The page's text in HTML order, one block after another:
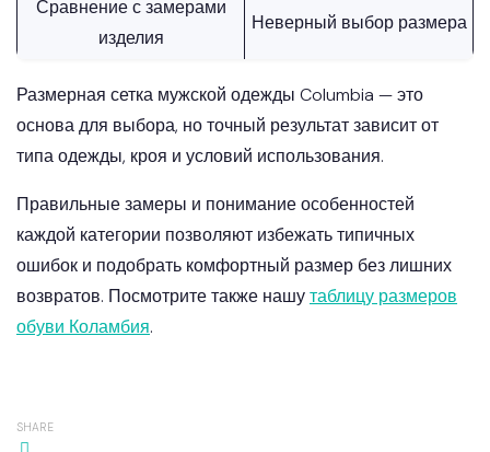
Сравнение с замерами
изделия
Неверный выбор размера
Размерная сетка мужской одежды Columbia — это
основа для выбора, но точный результат зависит от
типа одежды, кроя и условий использования.
Правильные замеры и понимание особенностей
каждой категории позволяют избежать типичных
ошибок и подобрать комфортный размер без лишних
возвратов. Посмотрите также нашутаблицу размеров
обуви Коламбия.
SHARE